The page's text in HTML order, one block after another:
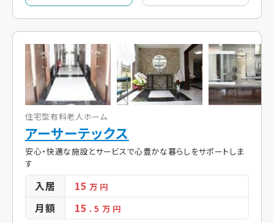
住宅型有料老人ホーム
アーサーテックス
安心・快適な施設とサービスで心豊かな暮らしをサポートしま
す
入居 15万 円
月額 15 . 5 万 円